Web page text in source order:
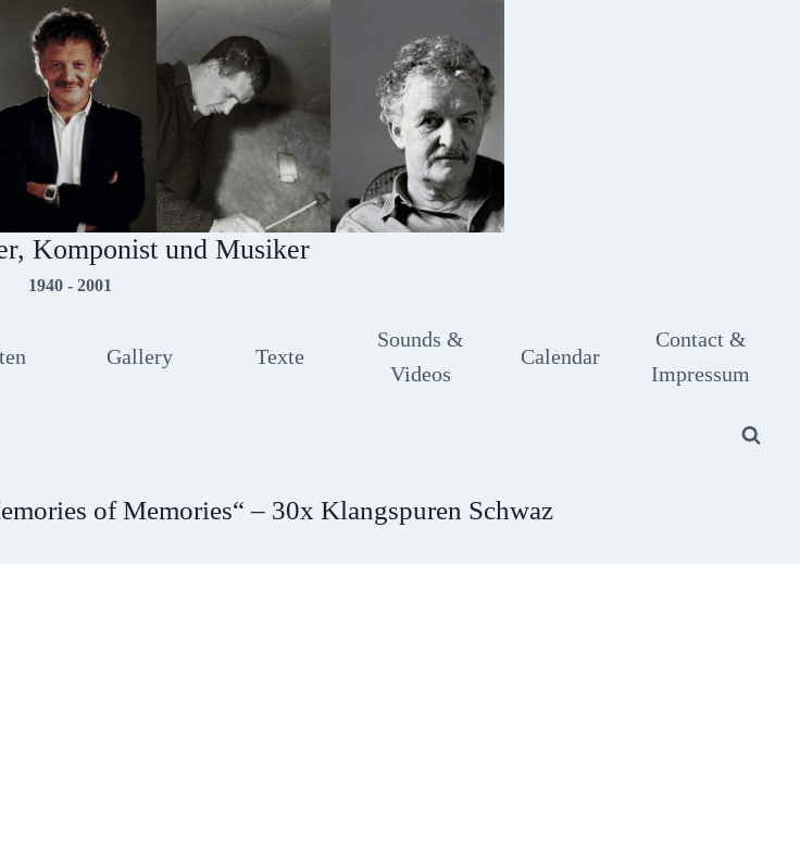
Komponist und Musiker
1940 - 2001
Gallery Texte
Sounds &
Videos
Calendar
Contact &
Impressum
of Memories“ – 30x Klangspuren Schwaz